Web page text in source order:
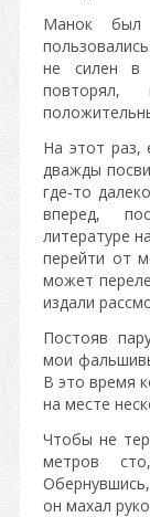
Манок был
не силен в
На этот раз,
дважды
где-то
вперед,
литературе
перейти от
может
издали
Постояв
мои
В это время
на месте
Чтобы не
метров
он махал